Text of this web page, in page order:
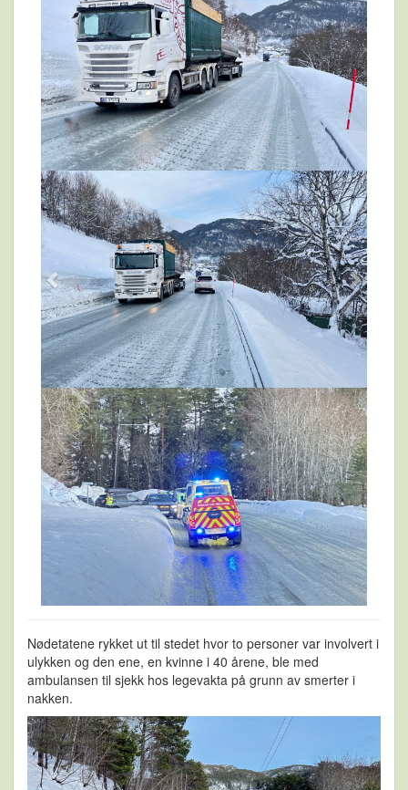
Nødetatene rykket ut til stedet hvor to personer var involvert i
ulykken og den ene, en kvinne i 40 årene, ble med
ambulansen til sjekk hos legevakta på grunn av smerter i
nakken.